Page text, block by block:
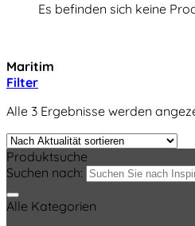
Es befinden sich keine
Maritim
Filter
Alle 3 Ergebnisse werden
Produktsuche
Suchen nach:
Alle Kategorien